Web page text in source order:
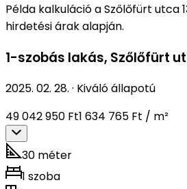
Példa kalkuláció a Szőlőfürt utca
hirdetési árak alapján.
1-szobás lakás, Szőlőfürt
2025. 02. 28. · Kiváló állapotú
49 042 950 Ft1 634 765 Ft / m²
30 méter
1 szoba